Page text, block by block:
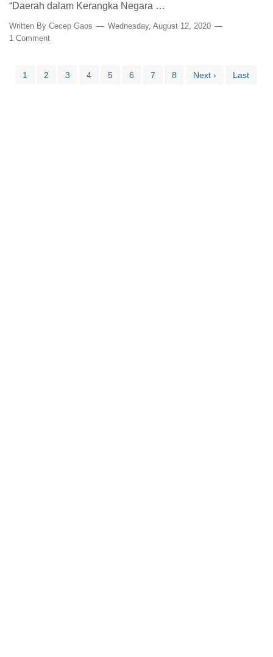
“Daerah dalam Kerangka Negara …
Written By Cecep Gaos
Wednesday, August 12, 2020
1 Comment
1 2 3 4 5 6 7 8 Next › Last